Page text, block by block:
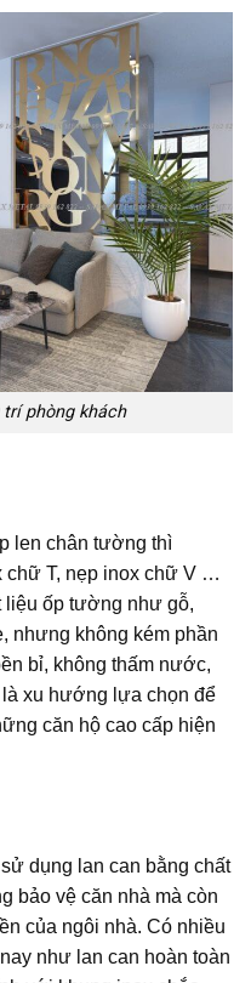
trí phòng khách
len chân tường thì
chữ T, nẹp inox chữ V …
liệu ốp tường như gỗ,
nhưng không kém phần
bỉ, không thấm nước,
xu hướng lựa chọn để
căn hộ cao cấp hiện
dụng lan can bằng chất
bảo vệ căn nhà mà còn
của ngôi nhà. Có nhiều
như lan can hoàn toàn